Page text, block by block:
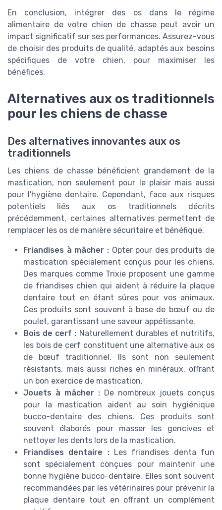
En conclusion, intégrer des os dans le régime
alimentaire de votre chien de chasse peut avoir un
impact significatif sur ses performances. Assurez-vous
de choisir des produits de qualité, adaptés aux besoins
spécifiques de votre chien, pour maximiser les
bénéfices.
Alternatives aux os traditionnels
pour les chiens de chasse
Des alternatives innovantes aux os
traditionnels
Les chiens de chasse bénéficient grandement de la
mastication, non seulement pour le plaisir mais aussi
pour l'hygiène dentaire. Cependant, face aux risques
potentiels liés aux os traditionnels décrits
précédemment, certaines alternatives permettent de
remplacer les os de manière sécuritaire et bénéfique.
Friandises à mâcher :Opter pour des produits de
mastication spécialement conçus pour les chiens.
Des marques comme Trixie proposent une gamme
de friandises chien qui aident à réduire la plaque
dentaire tout en étant sûres pour vos animaux.
Ces produits sont souvent à base de bœuf ou de
poulet, garantissant une saveur appétissante.
Bois de cerf : Naturellement durables et nutritifs,
les bois de cerf constituent une alternative aux os
de bœuf traditionnel. Ils sont non seulement
résistants, mais aussi riches en minéraux, offrant
un bon exercice de mastication.
Jouets à mâcher : De nombreux jouets conçus
pour la mastication aident au soin hygiénique
bucco-dentaire des chiens. Ces produits sont
souvent élaborés pour masser les gencives et
nettoyer les dents lors de la mastication.
Friandises dentaire :Les friandises denta fun
sont spécialement conçues pour maintenir une
bonne hygiène bucco-dentaire. Elles sont souvent
recommandées par les vétérinaires pour prévenir la
plaque dentaire tout en offrant un complément